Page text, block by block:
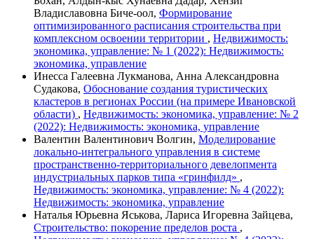
Владиславовна Биче-оол, Формирование
оптимизированного расписания строительства при
комплексном освоении территории , Недвижимость:
экономика, управление: № 1 (2022): Недвижимость:
экономика, управление
Инесса Галеевна Лукманова, Анна Александровна
Судакова, Обоснование создания туристических
кластеров в регионах России (на примере Ивановской
области) , Недвижимость: экономика, управление: № 2
(2022): Недвижимость: экономика, управление
Валентин Валентинович Волгин, Моделирование
локально-интегрального управления в системе
пространственно-территориального девелопмента
индустриальных парков типа «гринфилд» ,
Недвижимость: экономика, управление: № 4 (2022):
Недвижимость: экономика, управление
Наталья Юрьевна Яськова, Лариса Игоревна Зайцева,
Строительство: покорение пределов роста ,